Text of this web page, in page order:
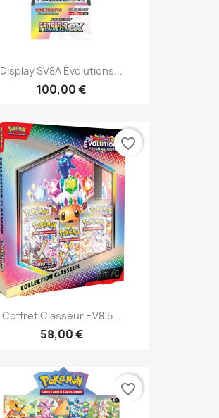
Display SV8A Évolutions...
100,00 €
Coffret Classeur EV8.5...
58,00 €
favorite_border
favorite_border